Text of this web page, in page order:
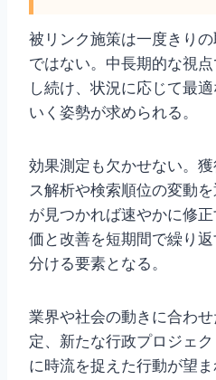
被リンク施策は一度きり
ではない。中長期的な視
し続け、状況に応じて最
いく姿勢が求められる。
効果測定も欠かせない。
ス解析や検索順位の変動
が見つかれば速やかに修
価と改善を短期間で繰り
分ける要素となる。
業界や社会の動きに合わ
定、新たな行政プロジェ
に時流を捉えた行動が望